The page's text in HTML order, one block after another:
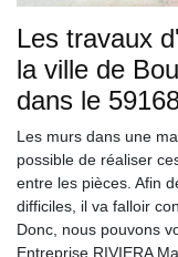
Les travaux
la ville de
dans le
Les murs dans une
possible de réaliser
entre les pièces. Afin
difficiles, il va falloir
Donc, nous pouvons
Entreprise RIVIERA